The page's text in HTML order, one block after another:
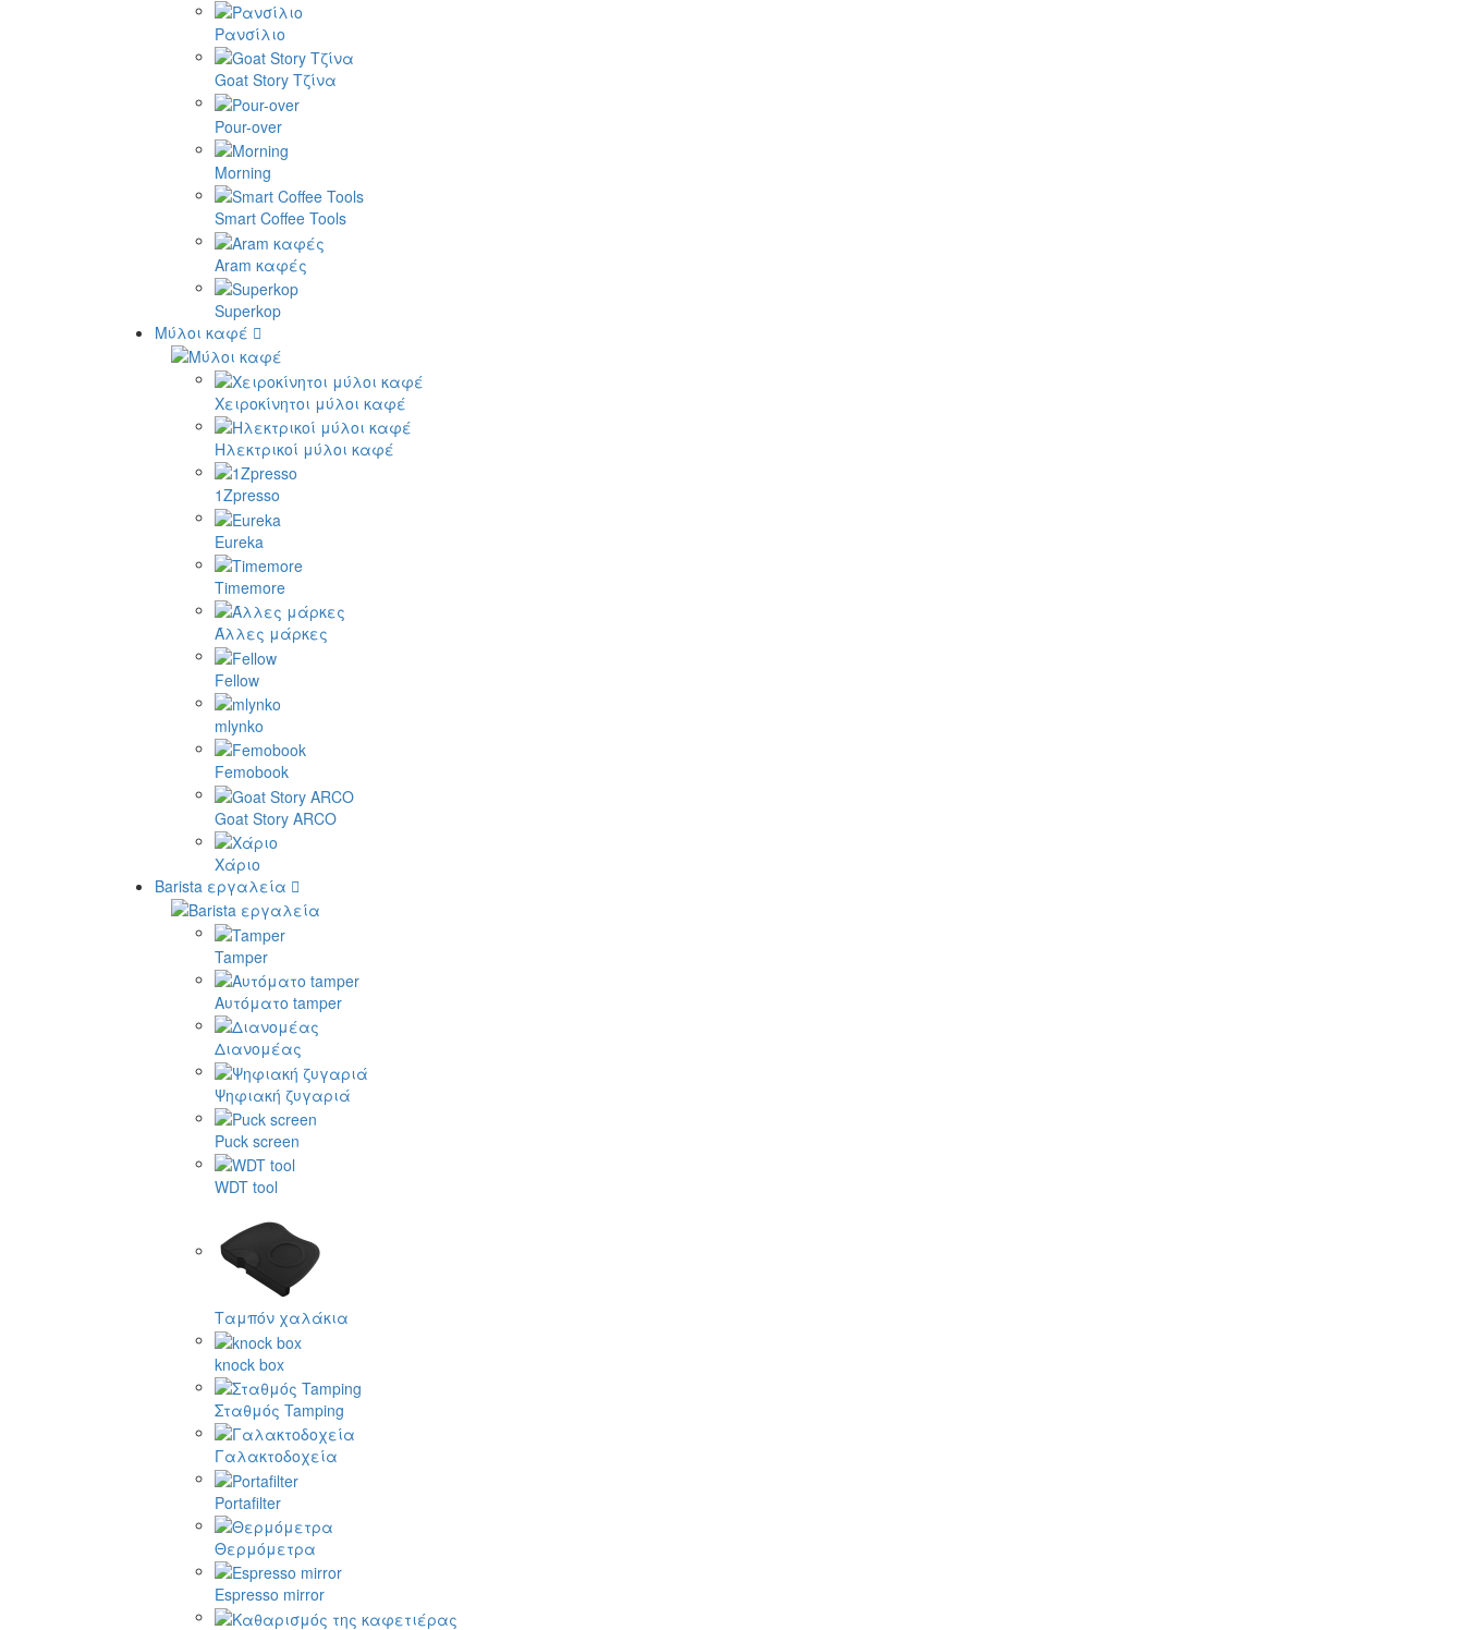
Ρανσίλιο
Goat Story Τζίνα
Pour-over
Morning
Smart Coffee Tools
Aram καφές
Superkop
Μύλοι καφέ
Χειροκίνητοι μύλοι καφέ
Ηλεκτρικοί μύλοι καφέ
1Zpresso
Eureka
Timemore
Άλλες μάρκες
Fellow
mlynko
Femobook
Goat Story ARCO
Χάριο
Barista εργαλεία
Tamper
Αυτόματο tamper
Διανομέας
Ψηφιακή ζυγαριά
Puck screen
WDT tool
Ταμπόν χαλάκια
knock box
Σταθμός Tamping
Γαλακτοδοχεία
Portafilter
Θερμόμετρα
Espresso mirror